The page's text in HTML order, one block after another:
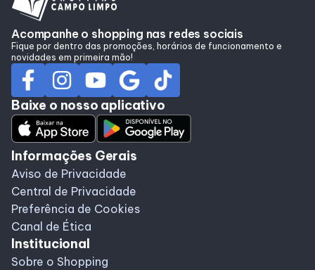
Acompanhe o shopping nas redes sociais
Fique por dentro das promoções, horários de funcionamento e
novidades em primeira mão!
Baixe o nosso aplicativo
Informações Gerais
Aviso de Privacidade
Central de Privacidade
Preferência de Cookies
Canal de Ética
Institucional
Sobre o Shopping